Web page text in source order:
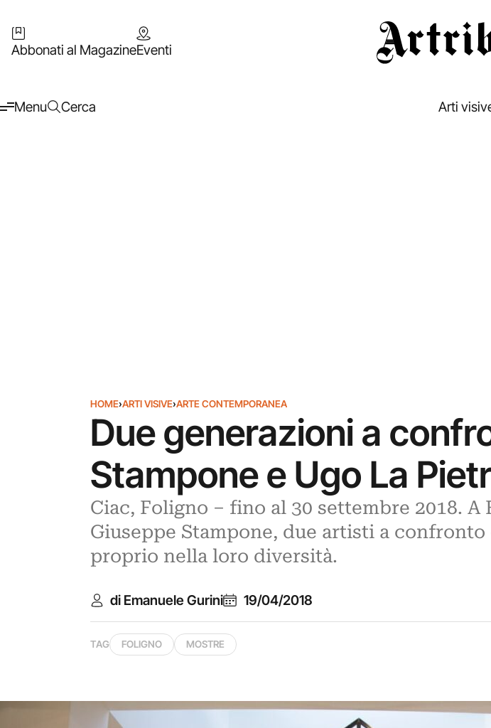
Abbonati al MagazineEventi
Menu Cerca Arti
HOME›ARTI VISIVE›ARTE CONTEMPORANEA
Due generazioni a
Stampone e Ugo La
Ciac, Foligno ‒ fino al 30 settembre 2018.
Giuseppe Stampone, due artisti a
proprio nella loro diversità.
di Emanuele Gurini 19/04/2018
TAG FOLIGNO MOSTRE